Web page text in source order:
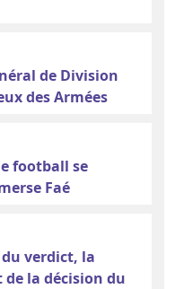
de Division
des Armées
football se
Faé
du verdict, la
de la décision du